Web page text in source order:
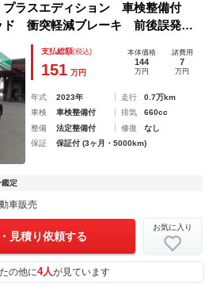
ラスエディション 車検整備付
ド 衝突軽減ブレーキ 前後誤発進
ラウンドビューモニター スマ－
－トＡＣ シ－トヒ－タ－ コ－ナ
支払総額(税込)
151 万円
本体価格
144
万円
諸費用
7
万円
年式 2023年 走行
0.7万km
車検
車検整備付 排気
660cc
整備
法定整備付 修復
なし
保証
保証付 (3ヶ月・5000km)
鑑定
車販売
見積り依頼する
お気に入り
の他に4人が見ています